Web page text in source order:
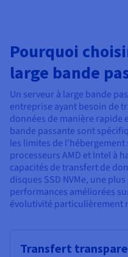
Pourquoi
large bande
Un serveur à large bande
entreprise ayant besoin de
données de manière rapide
bande passante sont
les limites de
processeurs AMD et Intel à
capacités de transfert de
disques SSD NVMe, une
performances améliorées
évolutivité particulièrement
Transfert